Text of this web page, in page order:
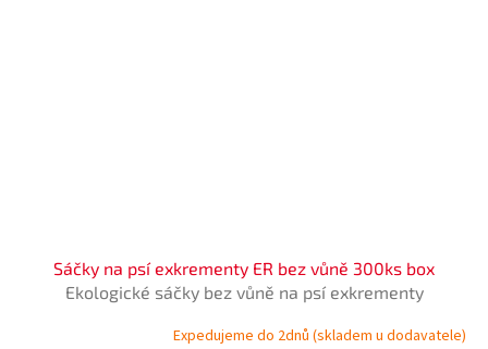
Sáčky na psí exkrementy ER bez vůně 300ks box
Ekologické sáčky bez vůně na psí exkrementy
Expedujeme do 2dnů (skladem u dodavatele)